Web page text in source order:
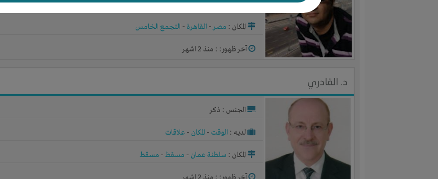
لديـه :الوقت-شركة أو مصنع أو ورشة
المكان : مصر- القاهرة - التجمع الخامس
آخر ظهور: : منذ 2 اشهر
د. القادري
الجنس : ذكر
لديـه : الوقت - المكان - علاقات
المكان : سلطنة عمان - مسقط- مسقط